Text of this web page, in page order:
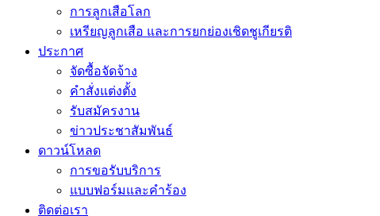
การลูกเสือโลก
เหรียญลูกเสือ และการยกย่องเชิดชูเกียรติ
ประกาศ
จัดซื้อจัดจ้าง
คำสั่งแต่งตั้ง
รับสมัครงาน
ข่าวประชาสัมพันธ์
ดาวน์โหลด
การขอรับบริการ
แบบฟอร์มและคำร้อง
ติดต่อเรา